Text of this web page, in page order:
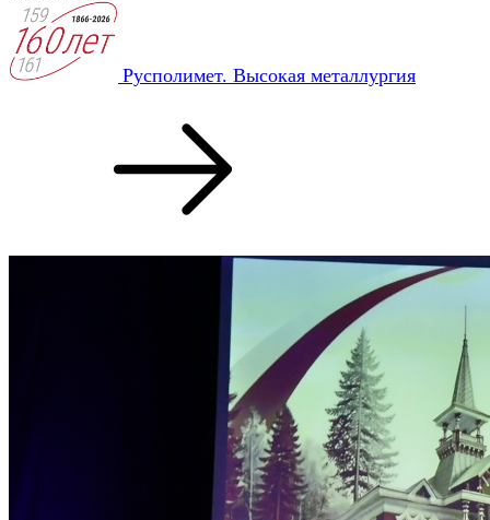
Русполимет. Высокая металлургия